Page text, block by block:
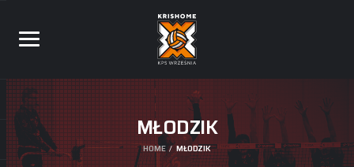
MŁODZIK
HOME MŁODZIK